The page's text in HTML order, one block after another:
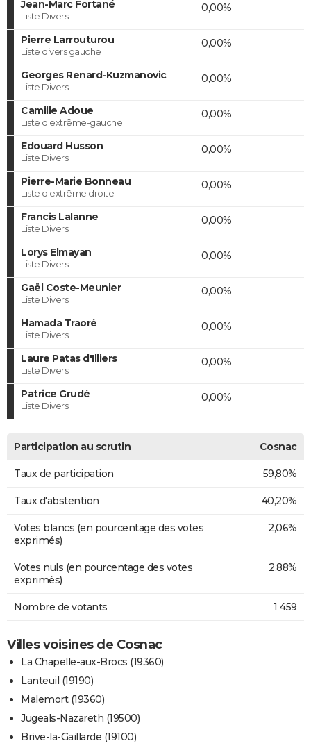
Jean-Marc Fortané
Liste Divers
0,00%
Pierre Larrouturou
Liste divers gauche
0,00%
Georges Renard-Kuzmanovic
Liste Divers
0,00%
Camille Adoue
Liste d'extrême-gauche
0,00%
Edouard Husson
Liste Divers
0,00%
Pierre-Marie Bonneau
Liste d'extrême droite
0,00%
Francis Lalanne
Liste Divers
0,00%
Lorys Elmayan
Liste Divers
0,00%
Gaël Coste-Meunier
Liste Divers
0,00%
Hamada Traoré
Liste Divers
0,00%
Laure Patas d'Illiers
Liste Divers
0,00%
Patrice Grudé
Liste Divers
0,00%
Participation au scrutin Cosnac
Taux de participation 59,80%
Taux d'abstention 40,20%
Votes blancs (en pourcentage des votes
exprimés)
2,06%
Votes nuls (en pourcentage des votes
exprimés)
2,88%
Nombre de votants 1 459
Villes voisines de Cosnac
La Chapelle-aux-Brocs (19360)
Lanteuil (19190)
Malemort (19360)
Jugeals-Nazareth (19500)
Brive-la-Gaillarde (19100)